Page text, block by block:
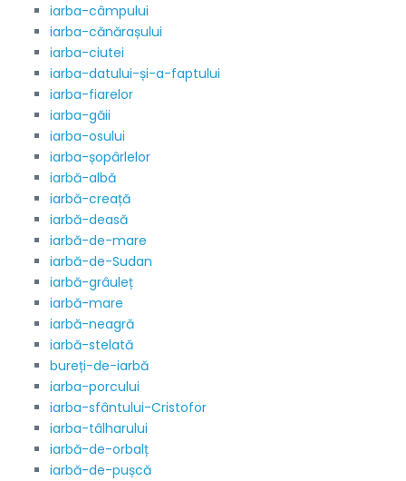
iarba-câmpului
iarba-cănărașului
iarba-ciutei
iarba-datului-și-a-faptului
iarba-fiarelor
iarba-găii
iarba-osului
iarba-șopârlelor
iarbă-albă
iarbă-creață
iarbă-deasă
iarbă-de-mare
iarbă-de-Sudan
iarbă-grâuleț
iarbă-mare
iarbă-neagră
iarbă-stelată
bureți-de-iarbă
iarba-porcului
iarba-sfântului-Cristofor
iarba-tâlharului
iarbă-de-orbalț
iarbă-de-pușcă